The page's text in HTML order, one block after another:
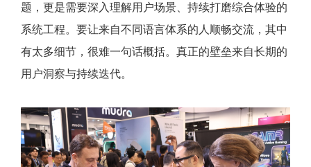
题，更是需要深入理解用户场景、持续打磨综合体验的
系统工程。要让来自不同语言体系的人顺畅交流，其中
有太多细节，很难一句话概括。真正的壁垒来自长期的
用户洞察与持续迭代。